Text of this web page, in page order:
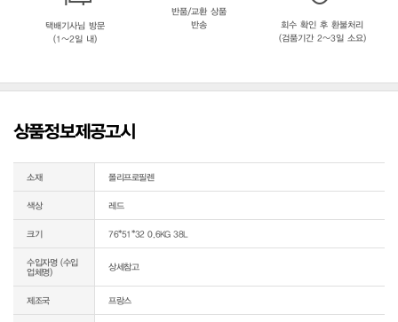
택배기사님 방문
(1~2일 내)
반품/교환 상품
반송
회수 확인 후 환불처리
(검품기간 2~3일 소요)
상품정보제공고시
소재 폴리프로필렌
색상 레드
크기 76*51*32 0.6KG 38L
수입자명 (수입
업체명)
상세참고
제조국 프랑스